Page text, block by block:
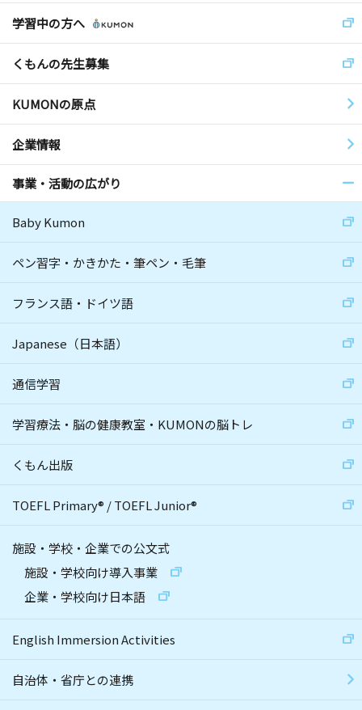
学習中の方へ
くもんの先生募集
KUMONの原点
企業情報
事業・活動の広がり
Baby Kumon
ペン習字・かきかた・筆ペン・毛筆
フランス語・ドイツ語
Japanese（日本語）
通信学習
学習療法・脳の健康教室・KUMONの脳トレ
くもん出版
TOEFL Primary® /TOEFL Junior®
施設・学校・企業での公文式
施設・学校向け導入事業
企業・学校向け日本語
English Immersion Activities
自治体・省庁との連携